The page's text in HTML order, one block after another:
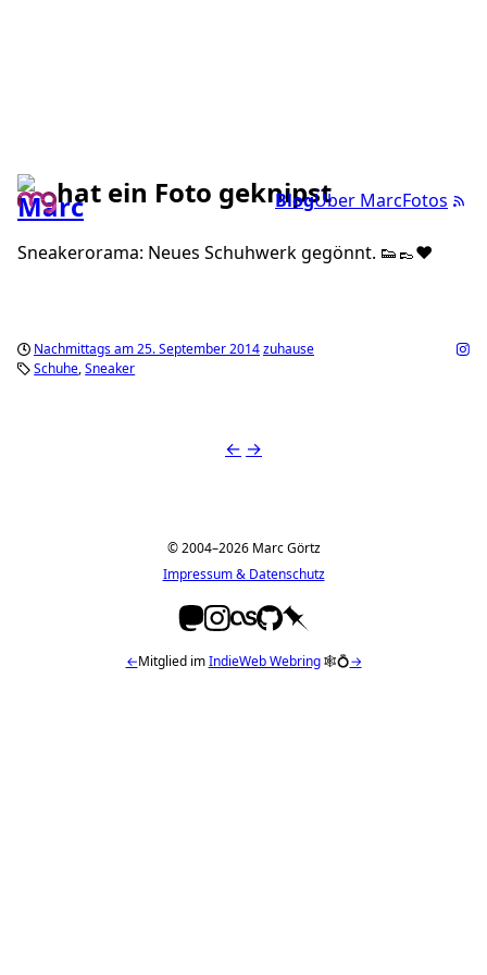
BlogÜber MarcFotos
hat ein Foto geknipst
Sneakerorama: Neues Schuhwerk gegönnt. 👟👞❤️
Nachmittags am 25. September 2014zuhause
Schuhe Sneaker
← →
© 2004–2026 Marc Görtz
Impressum & Datenschutz
←Mitglied imIndieWeb Webring🕸💍→